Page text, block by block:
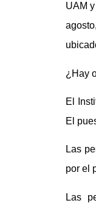
UAM
¿Hay
El
El
Las
por el
Las